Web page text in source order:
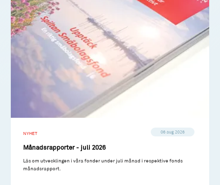
NYHET 06 aug 2026
Månadsrapporter - juli 2026
Läs om utvecklingen i våra fonder under juli månad i respektive fonds
månadsrapport.